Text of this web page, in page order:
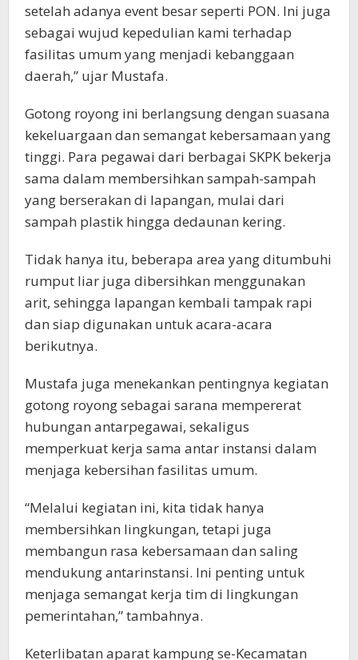
setelah adanya event besar seperti PON. Ini juga
sebagai wujud kepedulian kami terhadap
fasilitas umum yang menjadi kebanggaan
daerah,” ujar Mustafa.
Gotong royong ini berlangsung dengan suasana
kekeluargaan dan semangat kebersamaan yang
tinggi. Para pegawai dari berbagai SKPK bekerja
sama dalam membersihkan sampah-sampah
yang berserakan di lapangan, mulai dari
sampah plastik hingga dedaunan kering.
Tidak hanya itu, beberapa area yang ditumbuhi
rumput liar juga dibersihkan menggunakan
arit, sehingga lapangan kembali tampak rapi
dan siap digunakan untuk acara-acara
berikutnya.
Mustafa juga menekankan pentingnya kegiatan
gotong royong sebagai sarana mempererat
hubungan antarpegawai, sekaligus
memperkuat kerja sama antar instansi dalam
menjaga kebersihan fasilitas umum.
“Melalui kegiatan ini, kita tidak hanya
membersihkan lingkungan, tetapi juga
membangun rasa kebersamaan dan saling
mendukung antarinstansi. Ini penting untuk
menjaga semangat kerja tim di lingkungan
pemerintahan,” tambahnya.
Keterlibatan aparat kampung se-Kecamatan